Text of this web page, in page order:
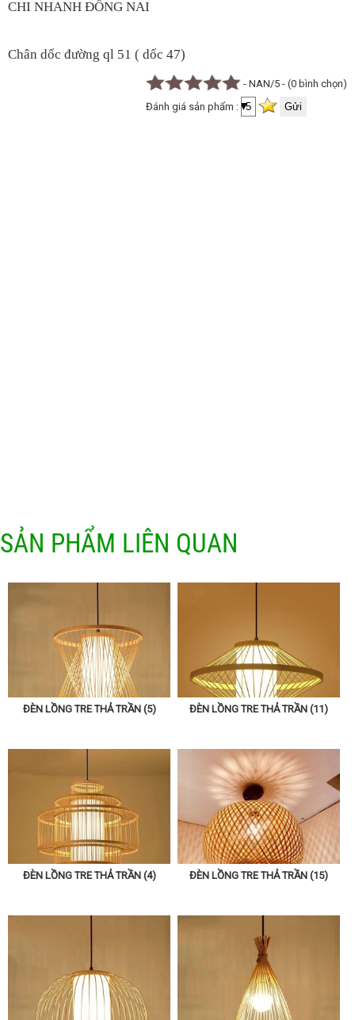
CHI NHANH ĐỒNG NAI
Chân dốc đường ql 51 ( dốc 47)
- NAN/5 - (0 bình chọn)
Đánh giá sản phẩm :
SẢN PHẨM LIÊN QUAN
ĐÈN LỒNG TRE THẢ TRẦN (5) ĐÈN LỒNG TRE THẢ TRẦN (11)
ĐÈN LỒNG TRE THẢ TRẦN (4) ĐÈN LỒNG TRE THẢ TRẦN (15)